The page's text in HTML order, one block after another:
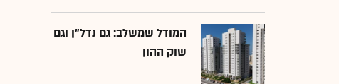
המודל שמשלב: גם נדל"ן וגם
שוק ההון